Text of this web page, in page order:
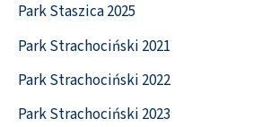
Park Staszica 2025
Park Strachociński 2021
Park Strachociński 2022
Park Strachociński 2023